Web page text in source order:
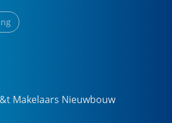
Makelaars Nieuwbouw